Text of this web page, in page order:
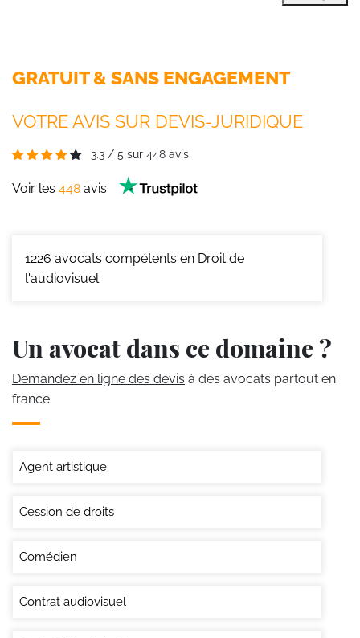
GRATUIT & SANS ENGAGEMENT
VOTRE AVIS SUR DEVIS-JURIDIQUE
3.3 / 5 sur 448 avis
Voir les 448 avis
1226 avocats compétents en Droit de
l'audiovisuel
Un avocat dans ce domaine ?
Demandez en ligne des devis à des avocats partout en
france
Agent artistique
Cession de droits
Comédien
Contrat audiovisuel